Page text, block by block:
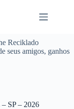
Reciklado
seus amigos, ganhos
SP – 2026